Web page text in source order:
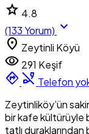
star 4.8
(133 Yorum) expand_more
location_on Zeytinli Köyü
visibility 291 Keşif
directions phone_disabled Telefon
Zeytinliköy’ün
bir kafe kültürüyle
tatlı duraklarından